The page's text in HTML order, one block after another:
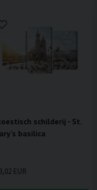
schilderij - St.
basilica
EUR